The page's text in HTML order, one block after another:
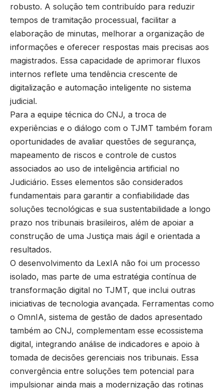
robusto. A solução tem contribuído para reduzir
tempos de tramitação processual, facilitar a
elaboração de minutas, melhorar a organização de
informações e oferecer respostas mais precisas aos
magistrados. Essa capacidade de aprimorar fluxos
internos reflete uma tendência crescente de
digitalização e automação inteligente no sistema
judicial.
Para a equipe técnica do CNJ, a troca de
experiências e o diálogo com o TJMT também foram
oportunidades de avaliar questões de segurança,
mapeamento de riscos e controle de custos
associados ao uso de inteligência artificial no
Judiciário. Esses elementos são considerados
fundamentais para garantir a confiabilidade das
soluções tecnológicas e sua sustentabilidade a longo
prazo nos tribunais brasileiros, além de apoiar a
construção de uma Justiça mais ágil e orientada a
resultados.
O desenvolvimento da LexIA não foi um processo
isolado, mas parte de uma estratégia contínua de
transformação digital no TJMT, que inclui outras
iniciativas de tecnologia avançada. Ferramentas como
o OmnIA, sistema de gestão de dados apresentado
também ao CNJ, complementam esse ecossistema
digital, integrando análise de indicadores e apoio à
tomada de decisões gerenciais nos tribunais. Essa
convergência entre soluções tem potencial para
impulsionar ainda mais a modernização das rotinas